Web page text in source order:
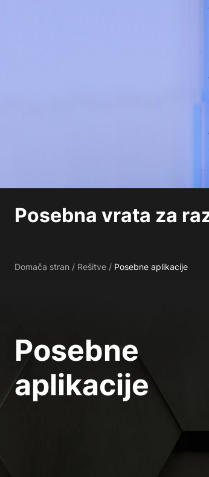
Posebna vrata za
Domača stran / Rešitve / Posebne aplikacije
Posebne
aplikacije